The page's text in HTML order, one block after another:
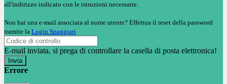
all'indirizzo indicato con le istruzioni necessarie.
Non hai una e-mail associata al nome utente? Effettua il reset della password
tramite la Login Spaggiari
E-mail inviata, si prega di controllare la casella di posta elettronica!
Errore